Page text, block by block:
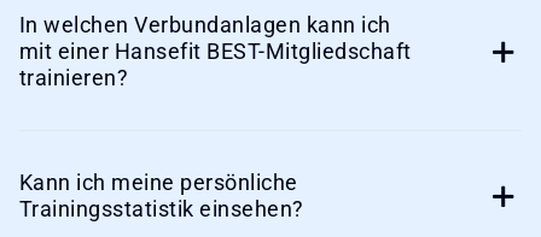
In welchen Verbundanlagen kann ich
mit einer Hansefit BEST-Mitgliedschaft
trainieren?
Kann ich meine persönliche
Trainingsstatistik einsehen?